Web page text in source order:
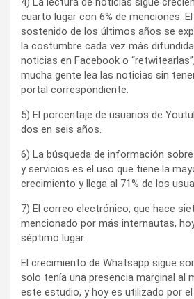
cuarto lugar con 6% de menciones.
sostenido de los últimos años se
la costumbre cada vez más
noticias en Facebook o
mucha gente lea las noticias sin
portal correspondiente.
5) El porcentaje de usuarios de
dos en seis años.
6) La búsqueda de información
y servicios es el uso que tiene la
crecimiento y llega al 71% de los
7) El correo electrónico, que hace
mencionado por más internautas,
séptimo lugar.
El crecimiento de Whatsapp sigue
solo tenía una presencia marginal al
este estudio, y hoy es utilizado por el